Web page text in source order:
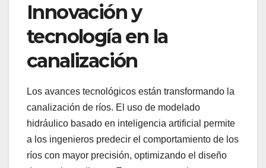
Innovación y
tecnología en la
canalización
Los avances tecnológicos están transformando la
canalización de ríos. El uso de modelado
hidráulico basado en inteligencia artificial permite
a los ingenieros predecir el comportamiento de los
ríos con mayor precisión, optimizando el diseño